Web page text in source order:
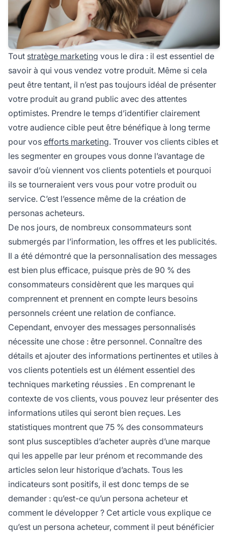
Tout stratège marketing vous le dira : il est essentiel de
savoir à qui vous vendez votre produit. Même si cela
peut être tentant, il n’est pas toujours idéal de présenter
votre produit au grand public avec des attentes
optimistes. Prendre le temps d’identifier clairement
votre audience cible peut être bénéfique à long terme
pour vos efforts marketing. Trouver vos clients cibles et
les segmenter en groupes vous donne l’avantage de
savoir d’où viennent vos clients potentiels et pourquoi
ils se tourneraient vers vous pour votre produit ou
service. C’est l’essence même de la création de
personas acheteurs.
De nos jours, de nombreux consommateurs sont
submergés par l’information, les offres et les publicités.
Il a été démontré que la personnalisation des messages
est bien plus efficace, puisque près de 90 % des
consommateurs considèrent que les marques qui
comprennent et prennent en compte leurs besoins
personnels créent une relation de confiance.
Cependant, envoyer des messages personnalisés
nécessite une chose : être personnel. Connaître des
détails et ajouter des informations pertinentes et utiles à
vos clients potentiels est un élément essentiel des
techniques marketing réussies . En comprenant le
contexte de vos clients, vous pouvez leur présenter des
informations utiles qui seront bien reçues. Les
statistiques montrent que 75 % des consommateurs
sont plus susceptibles d’acheter auprès d’une marque
qui les appelle par leur prénom et recommande des
articles selon leur historique d’achats. Tous les
indicateurs sont positifs, il est donc temps de se
demander : qu’est-ce qu’un persona acheteur et
comment le développer ? Cet article vous explique ce
qu’est un persona acheteur, comment il peut bénéficier